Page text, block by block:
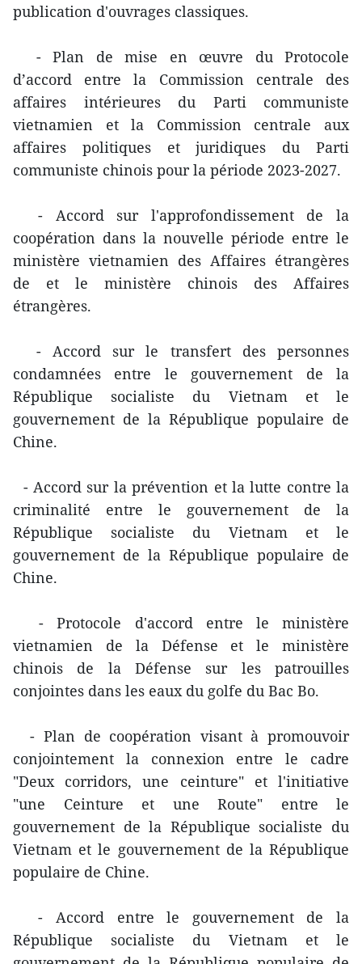
publication d'ouvrages classiques.
- Plan de mise en œuvre du Protocole
d’accord entre la Commission centrale des
affaires intérieures du Parti communiste
vietnamien et la Commission centrale aux
affaires politiques et juridiques du Parti
communiste chinois pour la période 2023-2027.
- Accord sur l'approfondissement de la
coopération dans la nouvelle période entre le
ministère vietnamien des Affaires étrangères
de et le ministère chinois des Affaires
étrangères.
- Accord sur le transfert des personnes
condamnées entre le gouvernement de la
République socialiste du Vietnam et le
gouvernement de la République populaire de
Chine.
- Accord sur la prévention et la lutte contre la
criminalité entre le gouvernement de la
République socialiste du Vietnam et le
gouvernement de la République populaire de
Chine.
- Protocole d'accord entre le ministère
vietnamien de la Défense et le ministère
chinois de la Défense sur les patrouilles
conjointes dans les eaux du golfe du Bac Bo.
- Plan de coopération visant à promouvoir
conjointement la connexion entre le cadre
"Deux corridors, une ceinture" et l'initiative
"une Ceinture et une Route" entre le
gouvernement de la République socialiste du
Vietnam et le gouvernement de la République
populaire de Chine.
- Accord entre le gouvernement de la
République socialiste du Vietnam et le